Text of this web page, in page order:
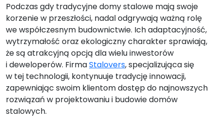
Podczas gdy tradycyjne domy stalowe mają swoje
korzenie w przeszłości, nadal odgrywają ważną rolę
we współczesnym budownictwie. Ich adaptacyjność,
wytrzymałość oraz ekologiczny charakter sprawiają,
że są atrakcyjną opcją dla wielu inwestorów
i deweloperów. FirmaStalovers, specjalizująca się
w tej technologii, kontynuuje tradycję innowacji,
zapewniając swoim klientom dostęp do najnowszych
rozwiązań w projektowaniu i budowie domów
stalowych.